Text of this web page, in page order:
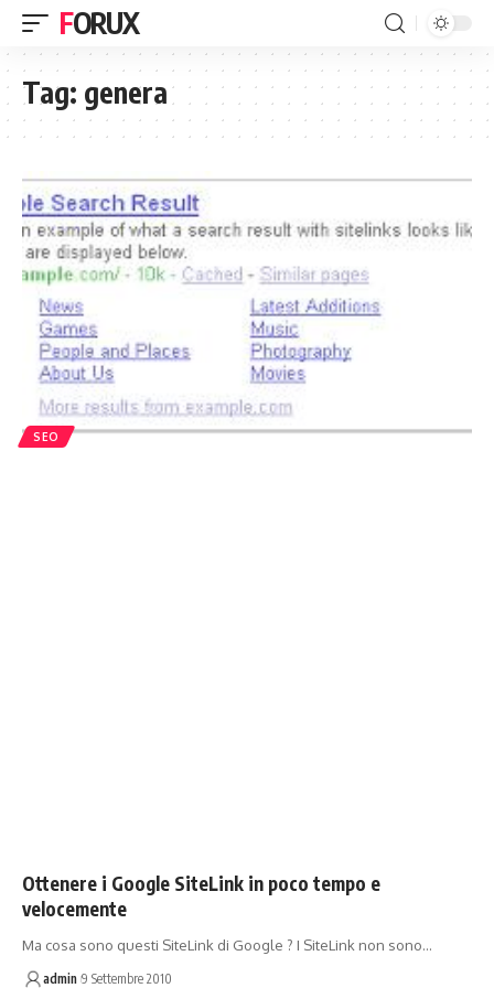
FORUX
Tag: genera
SEO
Ottenere i Google SiteLink in poco tempo e
velocemente
Ma cosa sono questi SiteLink di Google ? I SiteLink non sono…
admin 9 Settembre 2010